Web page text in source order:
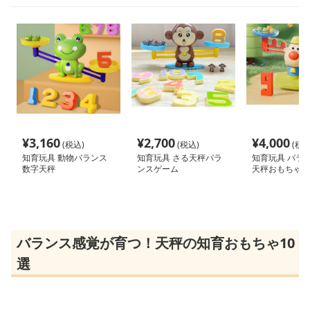
¥3,160(税込)
知育玩具 動物バランス
数字天秤
¥2,700(税込)
知育玩具 さる天秤バラ
ンスゲーム
¥4,000(税
知育玩具 バラ
天秤おもちゃ
バランス感覚が育つ！天秤の知育おもちゃ10
選